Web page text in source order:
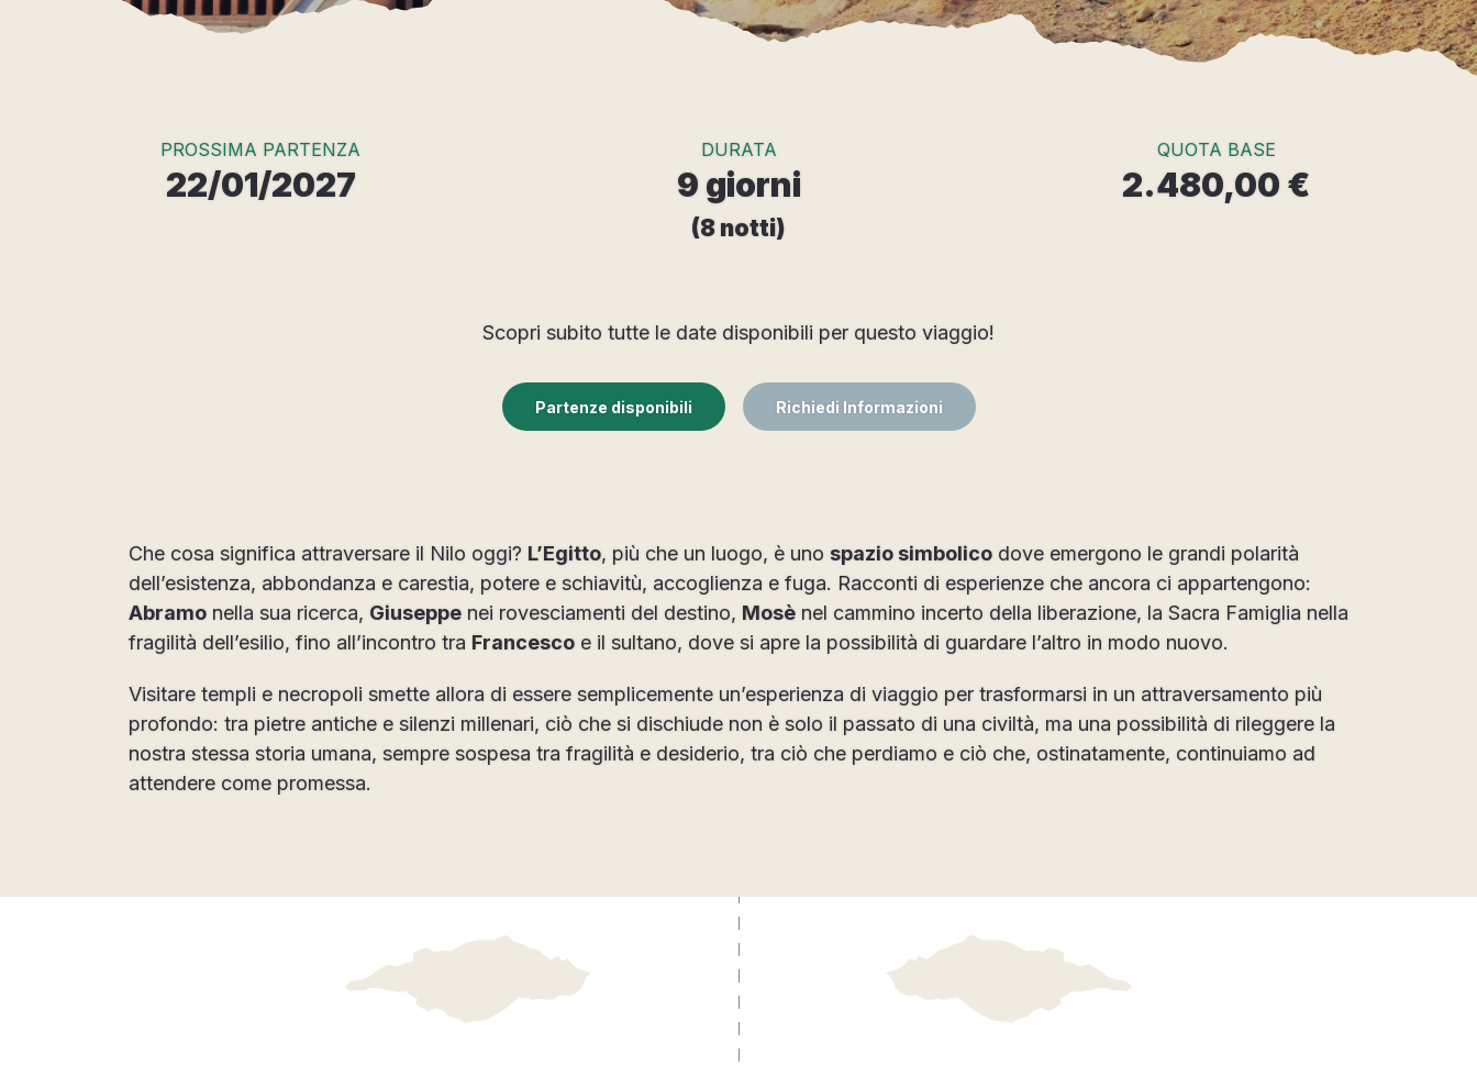
PROSSIMA PARTENZA
22/01/2027
DURATA
9 giorni
(8 notti)
QUOTA BASE
2.480,00 €
Scopri subito tutte le date disponibili per questo viaggio!
Partenze disponibili Richiedi Informazioni
Che cosa significa attraversare il Nilo oggi? L’Egitto, più che un luogo, è uno spazio simbolico dove emergono le grandi polarità
dell’esistenza, abbondanza e carestia, potere e schiavitù, accoglienza e fuga. Racconti di esperienze che ancora ci appartengono:
Abramo nella sua ricerca, Giuseppe nei rovesciamenti del destino, Mosè nel cammino incerto della liberazione, la Sacra Famiglia nella
fragilità dell’esilio, fino all’incontro tra Francesco e il sultano, dove si apre la possibilità di guardare l’altro in modo nuovo.
Visitare templi e necropoli smette allora di essere semplicemente un’esperienza di viaggio per trasformarsi in un attraversamento più
profondo: tra pietre antiche e silenzi millenari, ciò che si dischiude non è solo il passato di una civiltà, ma una possibilità di rileggere la
nostra stessa storia umana, sempre sospesa tra fragilità e desiderio, tra ciò che perdiamo e ciò che, ostinatamente, continuiamo ad
attendere come promessa.